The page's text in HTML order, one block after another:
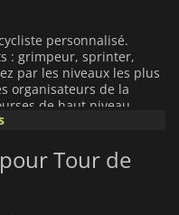
personnalisé.
: grimpeur, sprinter,
par les niveaux les plus
organisateurs de la
de haut niveau.
paramètres pour en
soyez prêt à faire face
vous comme pour vos
Tour de